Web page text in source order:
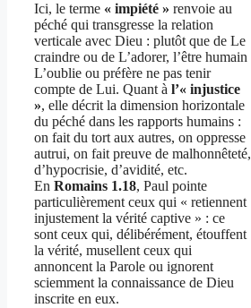
Ici, le terme « impiété » renvoie au
péché qui transgresse la relation
verticale avec Dieu : plutôt que de Le
craindre ou de L’adorer, l’être humain
L’oublie ou préfère ne pas tenir
compte de Lui. Quant à l’« injustice
», elle décrit la dimension horizontale
du péché dans les rapports humains :
on fait du tort aux autres, on oppresse
autrui, on fait preuve de malhonnêteté,
d’hypocrisie, d’avidité, etc.
En Romains 1.18, Paul pointe
particulièrement ceux qui « retiennent
injustement la vérité captive » : ce
sont ceux qui, délibérément, étouffent
la vérité, musellent ceux qui
annoncent la Parole ou ignorent
sciemment la connaissance de Dieu
inscrite en eux.